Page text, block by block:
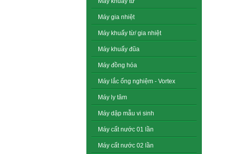
Máy gia nhiệt
Máy khuấy từ/ gia nhiệt
Máy khuấy đũa
Máy đồng hóa
Máy lắc ống nghiệm - Vortex
Máy ly tâm
Máy dập mẫu vi sinh
Máy cất nước 01 lần
Máy cất nước 02 lần